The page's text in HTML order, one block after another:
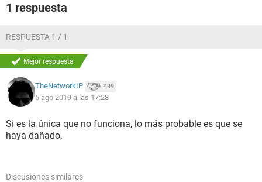
1 respuesta
RESPUESTA 1 / 1
Mejor respuesta
TheNetworkIP 499
5 ago 2019 a las 17:28
Si es la única que no funciona, lo más probable es que se
haya dañado.
Discusiones similares